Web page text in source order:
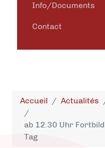
Info/Documents
Contact
Accueil Actualités
ab 12.30 Uhr
Tag